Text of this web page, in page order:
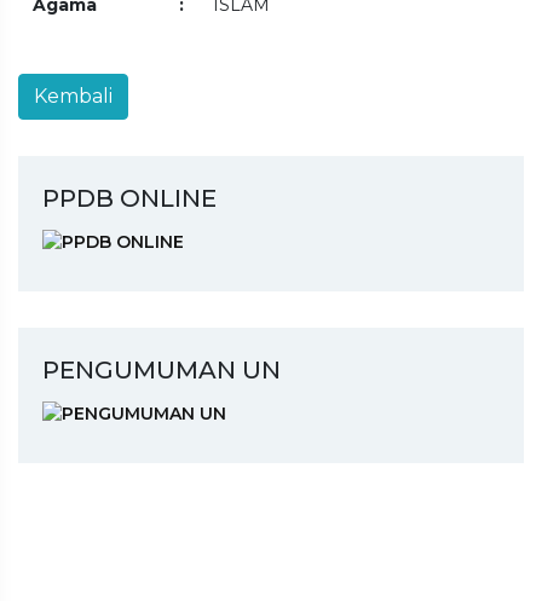
Agama : ISLAM
PPDB ONLINE
PENGUMUMAN UN